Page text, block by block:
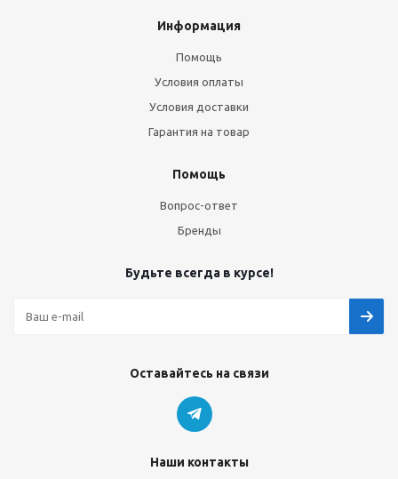
Информация
Помощь
Условия оплаты
Условия доставки
Гарантия на товар
Помощь
Вопрос-ответ
Бренды
Будьте всегда в курсе!
Оставайтесь на связи
Наши контакты